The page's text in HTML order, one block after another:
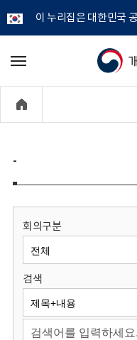
이 누리집은 대한민국
개
정
보
원
회
메
기
-
회의구분
검색